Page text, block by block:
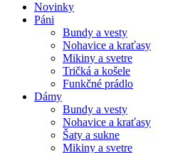
Novinky
Páni
Bundy a vesty
Nohavice a kraťasy
Mikiny a svetre
Tričká a košele
Funkčné prádlo
Dámy
Bundy a vesty
Nohavice a kraťasy
Šaty a sukne
Mikiny a svetre